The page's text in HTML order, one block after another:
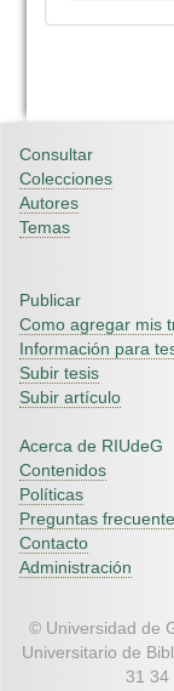
Consultar
Colecciones
Autores
Temas
Publicar
Como agregar mis
Información para
Subir tesis
Subir artículo
Acerca de RIUdeG
Contenidos
Políticas
Preguntas
Contacto
Administración
© Universidad de
Universitario de
31 34